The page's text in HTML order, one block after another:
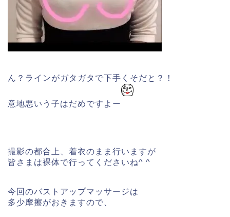
ん？ラインがガタガタで下手くそだと？！
意地悪いう子はだめですよー
撮影の都合上、着衣のまま行いますが
皆さまは裸体で行ってくださいね^ ^
今回のバストアップマッサージは
多少摩擦がおきますので、